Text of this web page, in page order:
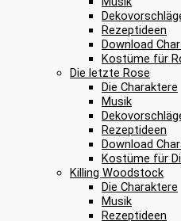
Rezeptideen
Download
Kostüme für
Die letzte Rose
Die Charaktere
Musik
Rezeptideen
Download
Kostüme für
Killing Woodstock
Die Charaktere
Musik
Rezeptideen